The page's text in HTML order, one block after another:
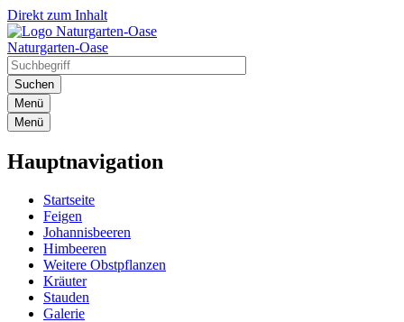
Direkt zum Inhalt
Naturgarten-Oase
Menü
Menü
Hauptnavigation
Startseite
Feigen
Johannisbeeren
Himbeeren
Weitere Obstpflanzen
Kräuter
Stauden
Galerie